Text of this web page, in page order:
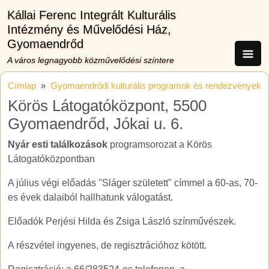
Kállai Ferenc Integrált Kulturális
Intézmény és Művelődési Ház,
Gyomaendrőd
A város legnagyobb közművelődési színtere
Címlap Gyomaendrődi kulturális programok és rendezvények
Körös Látogatóközpont, 5500
Gyomaendrőd, Jókai u. 6.
Nyár esti találkozások programsorozat a Körös
Látogatóközpontban
A július végi előadás "Sláger született" címmel a 60-as, 70-
es évek dalaiból hallhatunk válogatást.
Előadók Perjési Hilda és Zsiga László színművészek.
A részvétel ingyenes, de regisztrációhoz kötött.